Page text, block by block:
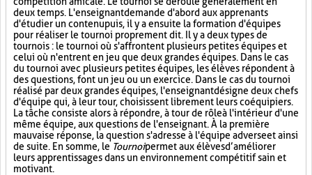
deux temps. L'enseignant demande d'abord aux apprenants
d'étudier un contenu puis, il y a ensuite la formation d'équipes
pour réaliser le tournoi proprement dit. Il y a deux types de
tournois : le tournoi où s'affrontent plusieurs petites équipes et
celui où n'entrent en jeu que deux grandes équipes. Dans le cas
du tournoi avec plusieurs petites équipes, les élèves répondent à
des questions, font un jeu ou un exercice. Dans le cas du tournoi
réalisé par deux grandes équipes, l'enseignant désigne deux chefs
d'équipe qui, à leur tour, choisissent librement leurs coéquipiers.
La tâche consiste alors à répondre, à tour de rôle à l'intérieur d'une
même équipe, aux questions de l'enseignant. À la première
mauvaise réponse, la question s'adresse à l'équipe adverse et ainsi
de suite. En somme, le Tournoipermet aux élèves d’améliorer
leurs apprentissages dans un environnement compétitif sain et
motivant.